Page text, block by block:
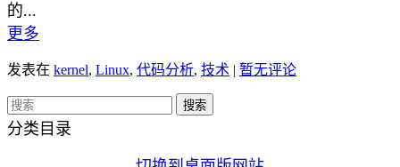
的...
更多
发表在 kernel, Linux, 代码分析, 技术 | 暂无评论
分类目录